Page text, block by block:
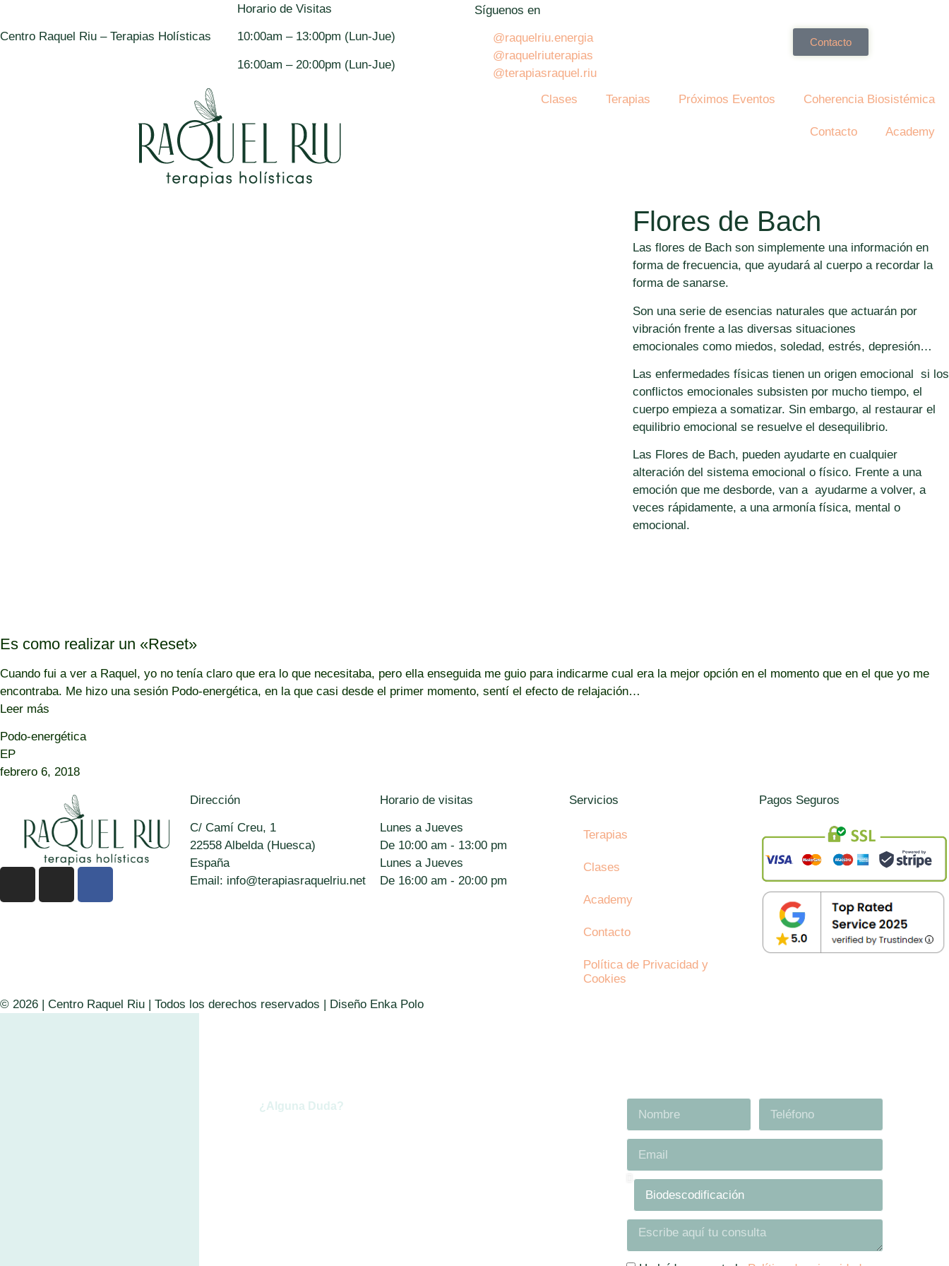
Centro Raquel Riu – Terapias Holísticas
Horario de Visitas
10:00am – 13:00pm (Lun-Jue)
16:00am – 20:00pm (Lun-Jue)
Síguenos en
@raquelriu.energia
@raquelriuterapias
@terapiasraquel.riu
Contacto
Clases Terapias Próximos Eventos Coherencia Biosistémica
Contacto Academy
Flores de Bach
Las flores de Bach son simplemente una información en
forma de frecuencia, que ayudará al cuerpo a recordar la
forma de sanarse.
Son una serie de esencias naturales que actuarán por
vibración frente a las diversas situaciones
emocionales como miedos, soledad, estrés, depresión…
Las enfermedades físicas tienen un origen emocional si los
conflictos emocionales subsisten por mucho tiempo, el
cuerpo empieza a somatizar. Sin embargo, al restaurar el
equilibrio emocional se resuelve el desequilibrio.
Las Flores de Bach, pueden ayudarte en cualquier
alteración del sistema emocional o físico. Frente a una
emoción que me desborde, van a ayudarme a volver, a
veces rápidamente, a una armonía física, mental o
emocional.
Es como realizar un «Reset»
Cuando fui a ver a Raquel, yo no tenía claro que era lo que necesitaba, pero ella enseguida me guio para indicarme cual era la mejor opción en el momento que en el que yo me
encontraba. Me hizo una sesión Podo-energética, en la que casi desde el primer momento, sentí el efecto de relajación…
Leer más
Podo-energética
EP
febrero 6, 2018
Dirección
C/ Camí Creu, 1
22558 Albelda (Huesca)
España
Email: info@terapiasraquelriu.net
Horario de visitas
Lunes a Jueves
De 10:00 am - 13:00 pm
Lunes a Jueves
De 16:00 am - 20:00 pm
Servicios
Terapias
Clases
Academy
Contacto
Política de Privacidad y
Cookies
Pagos Seguros
© 2026 | Centro Raquel Riu | Todos los derechos reservados | Diseño Enka Polo
¿alguna Duda?